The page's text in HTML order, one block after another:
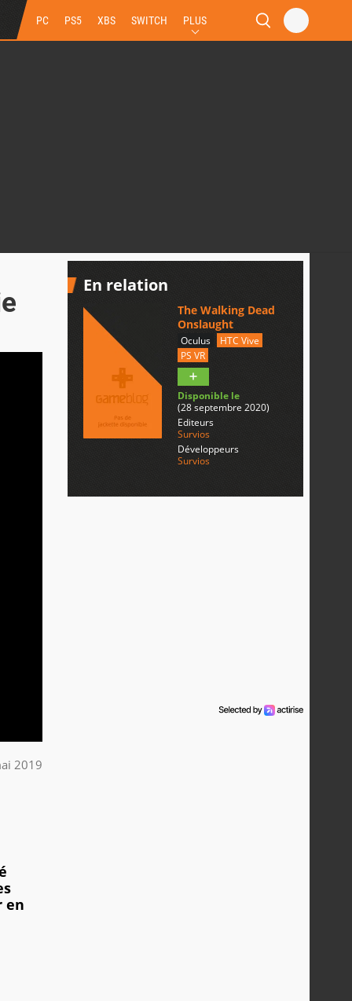
PC PS5 XBS SWITCH PLUS
2019
en
En relation
The Walking Dead
Onslaught
Oculus
HTC Vive
PS VR
Disponible le
(28 septembre 2020)
Editeurs
Survios
Développeurs
Survios